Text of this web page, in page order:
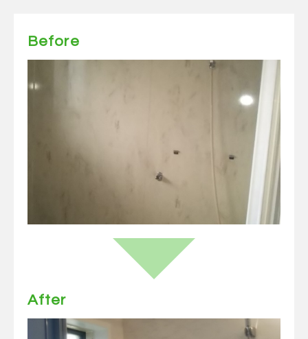
Before
After